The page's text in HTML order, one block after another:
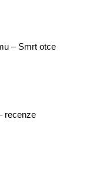
– Smrt otce
recenze